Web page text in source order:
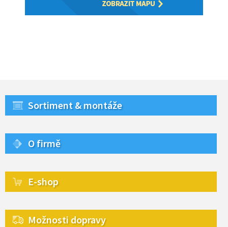
Sortiment & montáže
O firmě
E-shop
Možnosti dopravy